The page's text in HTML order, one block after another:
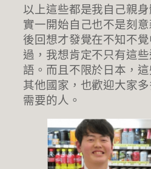
以上這些都是我自己親
實一開始自己也不是刻
後回想才發覺在不知不
過，我想肯定不只有這
語。而且不限於日本，
其他國家，也歡迎大家
需要的人。